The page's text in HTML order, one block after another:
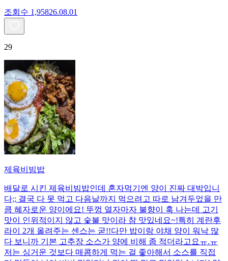
조회수 1,95826.08.01
29
제육비빔밥
배달로 시킨 제육비빔밥인데 혼자먹기엔 양이 진짜 대박입니
다;; 결국 다 못 먹고 다음날까지 먹으려고 따로 남겨두었을 만
큼 혜자로운 양이에요! 뚜껑 열자마자 불향이 훅 나는데 고기
맛이 인위적이지 않고 숯불 맛이라 참 맛있네요~!특히 계란후
라이 2개 올려주는 센스는 굳!! ​다만 밥이랑 야채 양이 워낙 많
다 보니까 기본 고추장 소스가 양에 비해 좀 적더라고요ㅠ.ㅠ
저는 싱거운 것보다 매콤하게 먹는 걸 좋아해서 소스를 직접